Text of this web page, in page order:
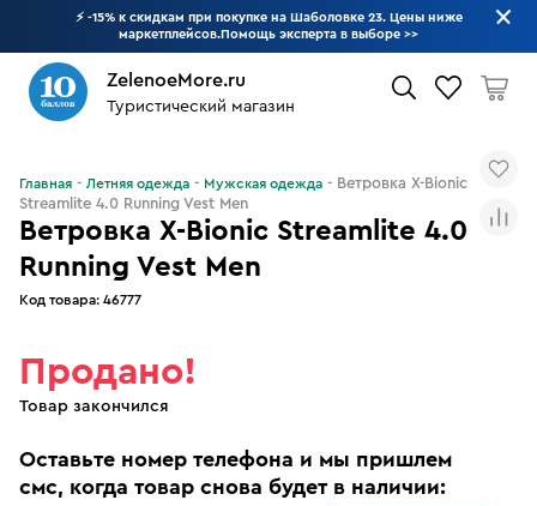
⚡ -15% к скидкам при покупке на Шаболовке 23. Цены ниже
маркетплейсов.Помощь эксперта в выборе >>
ZelenoeMore.ru
Туристический магазин
Ветровка X-Bionic Streamlite 4.0
Running Vest Men
Код товара: 46777
Главная Летняя одежда Мужская одежда
Ветровка X-Bionic
Streamlite 4.0 Running Vest Men
Продано!
Товар закончился
Оставьте номер телефона и мы пришлем
смс, когда товар снова будет в наличии: